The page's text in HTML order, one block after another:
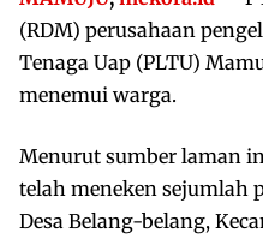
(RDM) perusahaan
Tenaga Uap (PLTU)
menemui warga.
Menurut sumber laman
telah meneken sejumlah
Desa Belang-belang,